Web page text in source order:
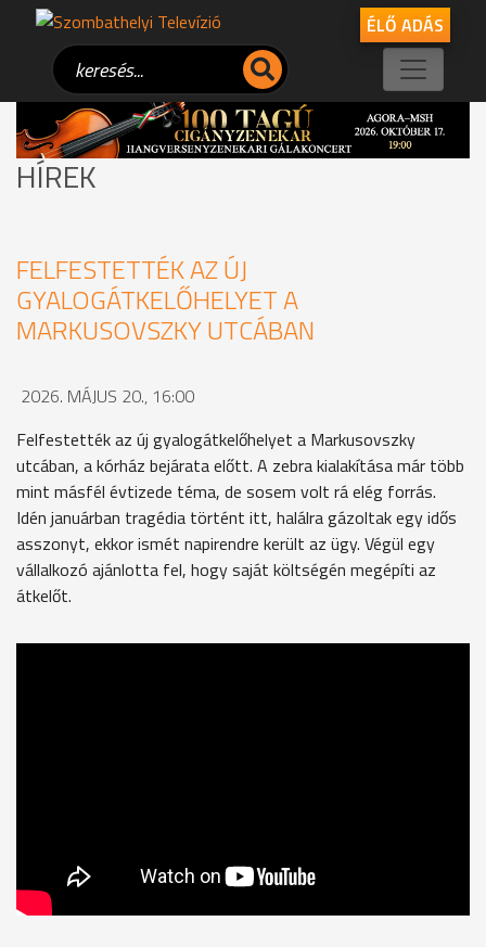
ÉLŐ ADÁS
HÍREK
FELFESTETTÉK AZ ÚJ
GYALOGÁTKELŐHELYET A
MARKUSOVSZKY UTCÁBAN
2026. MÁJUS 20., 16:00
Felfestették az új gyalogátkelőhelyet a Markusovszky
utcában, a kórház bejárata előtt. A zebra kialakítása már több
mint másfél évtizede téma, de sosem volt rá elég forrás.
Idén januárban tragédia történt itt, halálra gázoltak egy idős
asszonyt, ekkor ismét napirendre került az ügy. Végül egy
vállalkozó ajánlotta fel, hogy saját költségén megépíti az
átkelőt.